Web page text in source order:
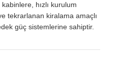
hızlı kurulum
tekrarlanan kiralama amaçlı
güç sistemlerine sahiptir.